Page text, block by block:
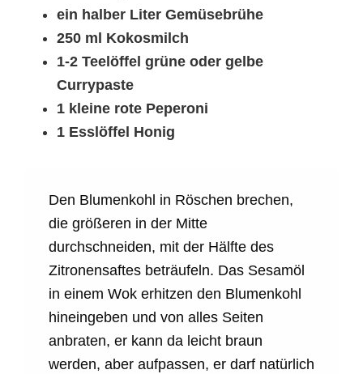
ein halber Liter Gemüsebrühe
250 ml Kokosmilch
1-2 Teelöffel grüne oder gelbe
Currypaste
1 kleine rote Peperoni
1 Esslöffel Honig
Den Blumenkohl in Röschen brechen,
die größeren in der Mitte
durchschneiden, mit der Hälfte des
Zitronensaftes beträufeln. Das Sesamöl
in einem Wok erhitzen den Blumenkohl
hineingeben und von alles Seiten
anbraten, er kann da leicht braun
werden, aber aufpassen, er darf natürlich